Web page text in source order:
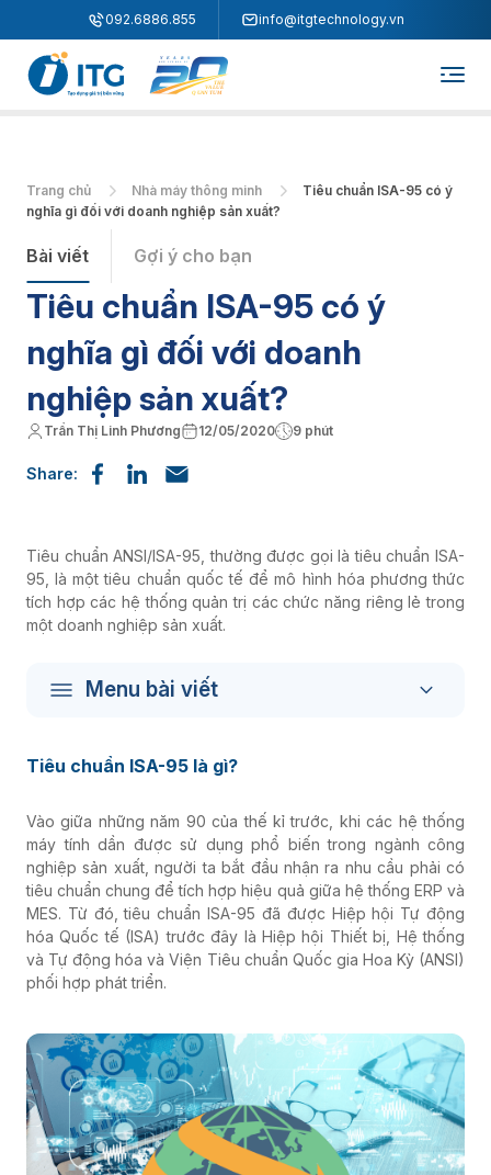
092.6886.855 info@itgtechnology.vn
Trang chủ Nhà máy thông minh
Tiêu chuẩn ISA-95 có ý
nghĩa gì đối với doanh nghiệp sản xuất?
Bài viết Gợi ý cho bạn
Tiêu chuẩn ISA-95 có ý
nghĩa gì đối với doanh
nghiệp sản xuất?
Trần Thị Linh Phương 12/05/2020 9 phút
Share:
Tiêu chuẩn ANSI/ISA-95, thường được gọi là tiêu chuẩn ISA-
95, là một tiêu chuẩn quốc tế để mô hình hóa phương thức
tích hợp các hệ thống quản trị các chức năng riêng lẻ trong
một doanh nghiệp sản xuất.
Menu bài viết
Tiêu chuẩn ISA-95 là gì?
Vào giữa những năm 90 của thế kỉ trước, khi các hệ thống
máy tính dần được sử dụng phổ biến trong ngành công
nghiệp sản xuất, người ta bắt đầu nhận ra nhu cầu phải có
tiêu chuẩn chung để tích hợp hiệu quả giữa hệ thống ERP và
MES. Từ đó, tiêu chuẩn ISA-95 đã được Hiệp hội Tự động
hóa Quốc tế (ISA) trước đây là Hiệp hội Thiết bị, Hệ thống
và Tự động hóa và Viện Tiêu chuẩn Quốc gia Hoa Kỳ (ANSI)
phối hợp phát triển.